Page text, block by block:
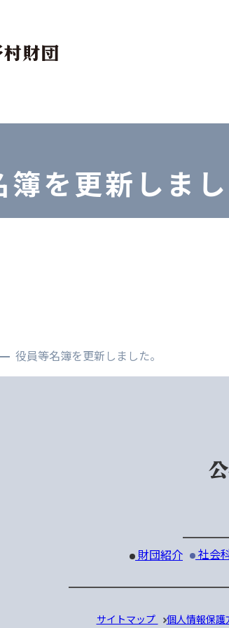
を更新しまし
役員等名簿を更新しました。
財団紹介 社会
サイトマップ 個人情報保護